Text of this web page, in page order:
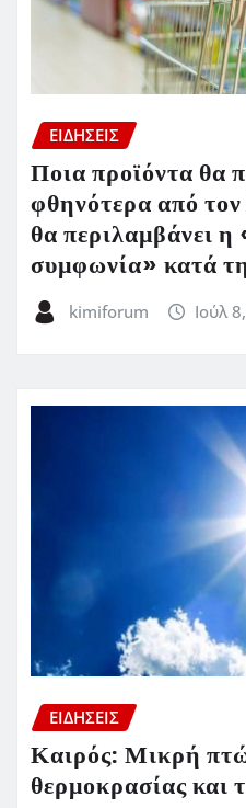
ΕΙΔΗΣΕΙΣ
Ποια προϊόντα θα
φθηνότερα από
θα περιλαμβάνει η
συμφωνία» κατά
kimiforum Ιούλ
ΕΙΔΗΣΕΙΣ
Καιρός: Μικρή
θερμοκρασίας και